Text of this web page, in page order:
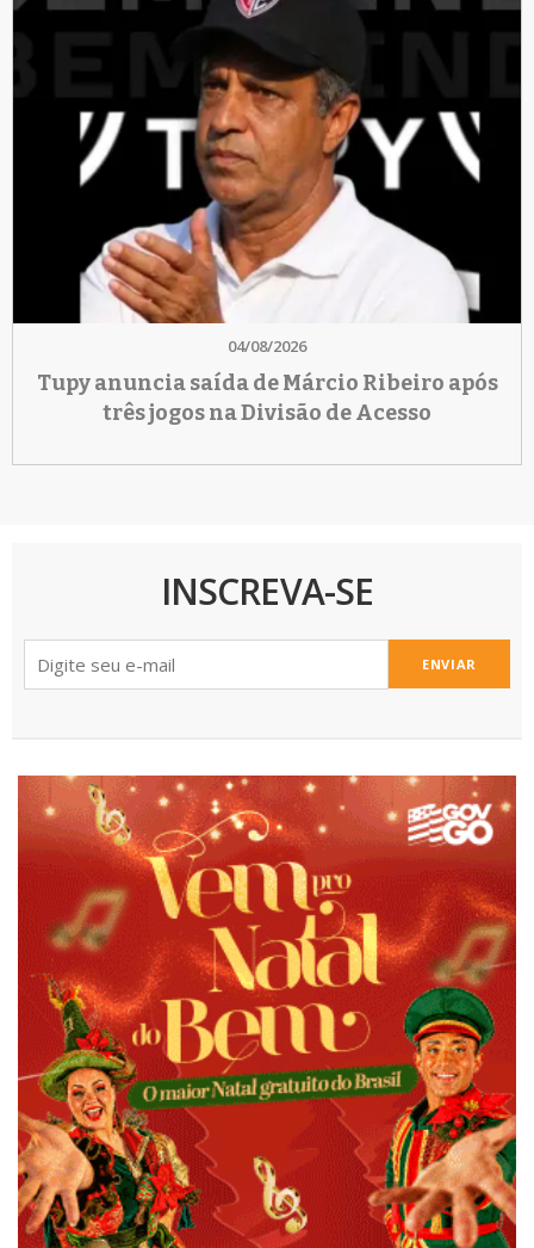
04/08/2026
Tupy anuncia saída de Márcio Ribeiro após
três jogos na Divisão de Acesso
INSCREVA-SE
ENVIAR